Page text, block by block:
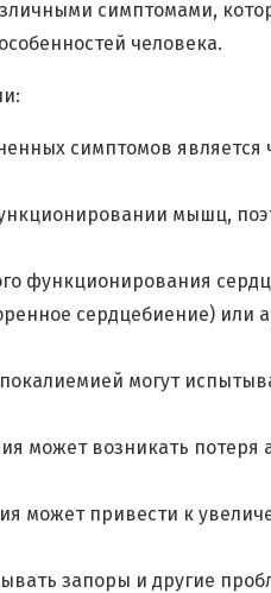
симптомами,
человека.
симптомов является
мышц,
функционирования
сердцебиение) или
могут
может возникать
может привести к
запоры и другие